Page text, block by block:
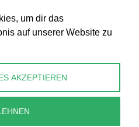
um dir das
auf unserer Website zu
AKZEPTIEREN